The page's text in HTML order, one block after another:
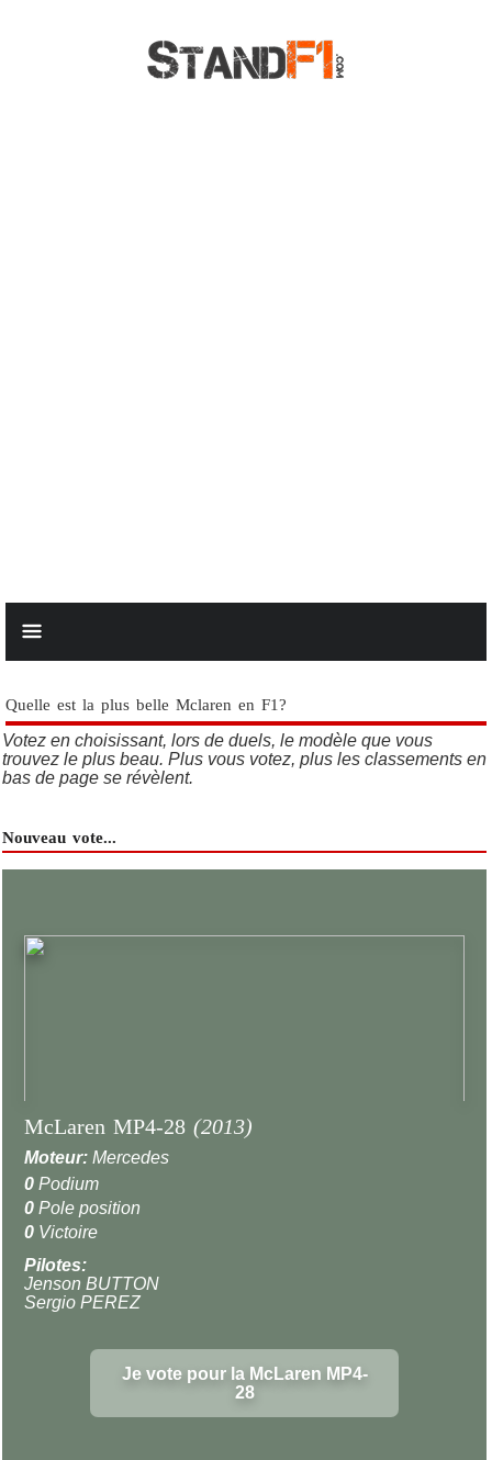
Quelle est la plus belle Mclaren en F1?
Votez en choisissant, lors de duels, le modèle que vous
trouvez le plus beau. Plus vous votez, plus les classements en
bas de page se révèlent.
Nouveau vote...
McLaren MP4-28 (2013)
Moteur: Mercedes
0 Podium
0 Pole position
0 Victoire
Pilotes:
Jenson BUTTON
Sergio PEREZ
Je vote pour la McLaren MP4-
28